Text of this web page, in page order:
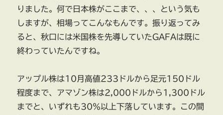
りました。何で日本株がここまで、、、という気も
しますが、相場ってこんなもんです。振り返ってみ
ると、秋口には米国株を先導していたGAFAは既に
終わっていたんですね。
アップル株は10月高値233ドルから足元150ドル
程度まで、アマゾン株は2,000ドルから1,300ドル
までと、いずれも30％以上下落しています。この間